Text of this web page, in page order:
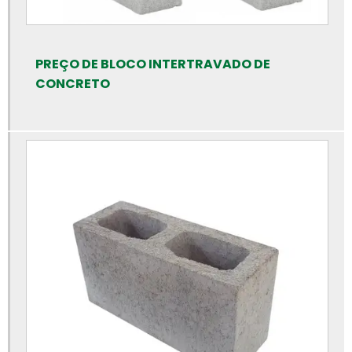
Calha de concreto preço
Canaleta de concreto 14x19x39
Cano de cimento preço
Cano de cimento
Cano de concreto preço rs
Canos de concreto preço
PREÇO DE BLOCO INTERTRAVADO DE
CONCRETO